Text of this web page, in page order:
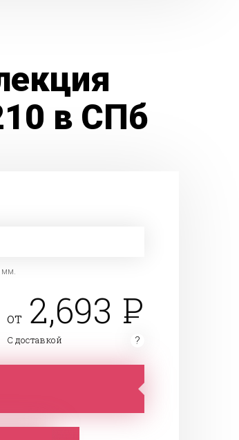
в СПб
мм.
от 2,693
С доставкой